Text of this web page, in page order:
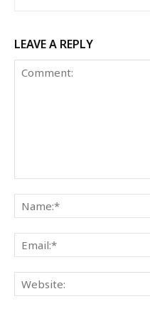
LEAVE A REPLY